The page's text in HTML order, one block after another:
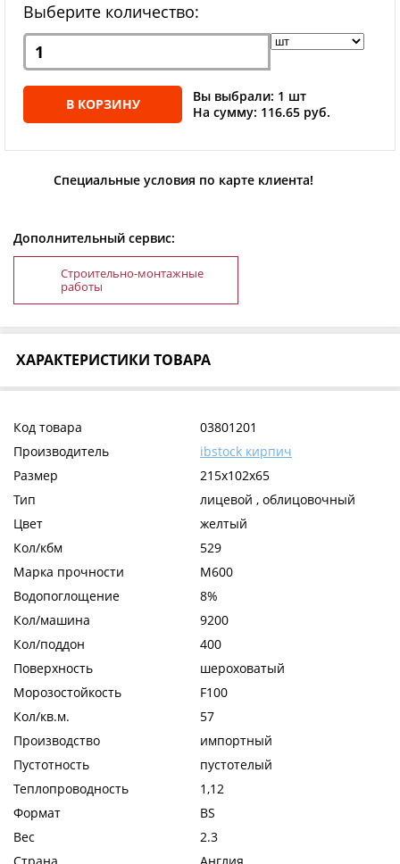
Выберите количество:
В КОРЗИНУ
Вы выбрали: 1 шт
На сумму: 116.65 руб.
Специальные условия по карте клиента!
Дополнительный сервис:
Строительно-монтажные
работы
ХАРАКТЕРИСТИКИ ТОВАРА
Код товара
03801201
Производитель
ibstock кирпич
Размер
215x102x65
Тип
лицевой , облицовочный
Цвет
желтый
Кол/кбм
529
Марка прочности
М600
Водопоглощение
8%
Кол/машина
9200
Кол/поддон
400
Поверхность
шероховатый
Морозостойкость
F100
Кол/кв.м.
57
Производство
импортный
Пустотность
пустотелый
Теплопроводность
1,12
Формат
BS
Вес
2.3